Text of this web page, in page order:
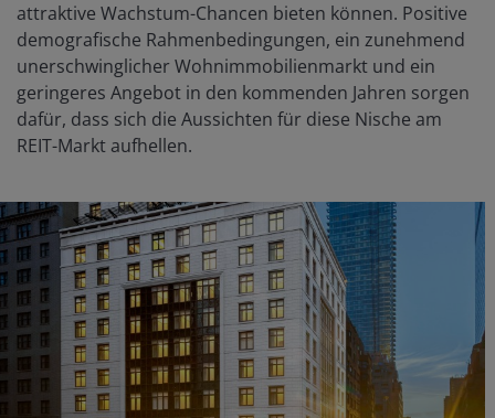
attraktive Wachstum-Chancen bieten können. Positive
demografische Rahmenbedingungen, ein zunehmend
unerschwinglicher Wohnimmobilienmarkt und ein
geringeres Angebot in den kommenden Jahren sorgen
dafür, dass sich die Aussichten für diese Nische am
REIT-Markt aufhellen.